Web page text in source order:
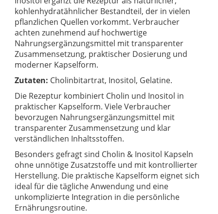
kohlenhydratähnlicher Bestandteil, der in vielen
pflanzlichen Quellen vorkommt. Verbraucher
achten zunehmend auf hochwertige
Nahrungsergänzungsmittel mit transparenter
Zusammensetzung, praktischer Dosierung und
moderner Kapselform.
Zutaten: Cholinbitartrat, Inositol, Gelatine.
Die Rezeptur kombiniert Cholin und Inositol in
praktischer Kapselform. Viele Verbraucher
bevorzugen Nahrungsergänzungsmittel mit
transparenter Zusammensetzung und klar
verständlichen Inhaltsstoffen.
Besonders gefragt sind Cholin & Inositol Kapseln
ohne unnötige Zusatzstoffe und mit kontrollierter
Herstellung. Die praktische Kapselform eignet sich
ideal für die tägliche Anwendung und eine
unkomplizierte Integration in die persönliche
Ernährungsroutine.